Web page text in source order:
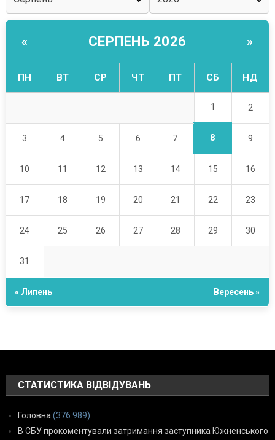
« СЕРПЕНЬ 2026 »
ПН ВТ СР ЧТ ПТ СБ НД
1 2
3 4 5 6 7 8 9
10 11 12 13 14 15 16
17 18 19 20 21 22 23
24 25 26 27 28 29 30
31
« Липень Вересень »
СТАТИСТИКА ВІДВІДУВАНЬ
Головна (376 989)
В СБУ прокоментували затримання заступника Южненського